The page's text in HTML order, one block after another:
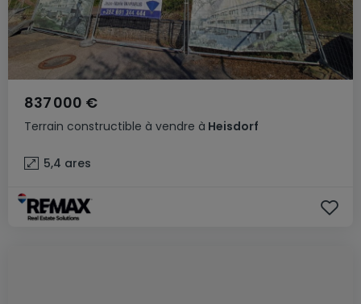
Terrain constructible à vendre à Heisdorf
837 000 €
5,4 ares